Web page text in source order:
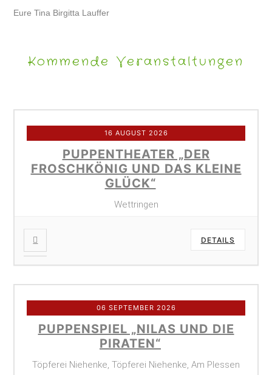
Eure Tina Birgitta Lauffer
Kommende Veranstaltungen
16 AUGUST 2026
PUPPENTHEATER „DER
FROSCHKÖNIG UND DAS KLEINE
GLÜCK“
Wettringen
DETAILS
06 SEPTEMBER 2026
PUPPENSPIEL „NILAS UND DIE
PIRATEN“
Töpferei Niehenke, Töpferei Niehenke, Am Plessen